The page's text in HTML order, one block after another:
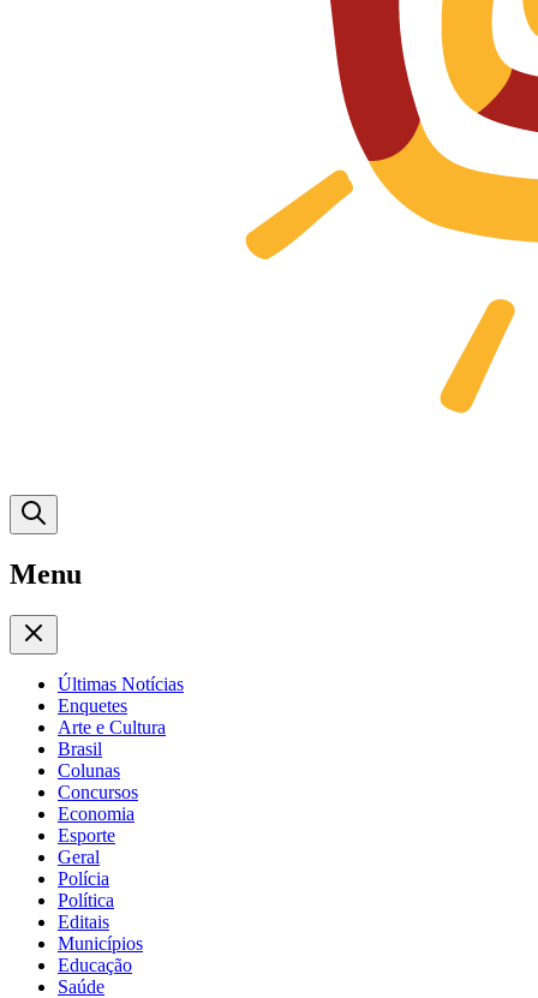
Menu
Últimas Notícias
Enquetes
Arte e Cultura
Brasil
Colunas
Concursos
Economia
Esporte
Geral
Polícia
Política
Editais
Municípios
Educação
Saúde